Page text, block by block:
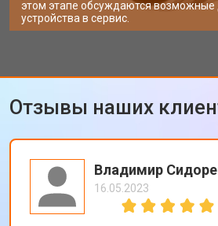
этом этапе обсуждаются
устройства в сервис.
Отзывы наших
Владимир
16.05.2023